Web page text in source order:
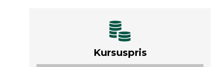
Kursuspris